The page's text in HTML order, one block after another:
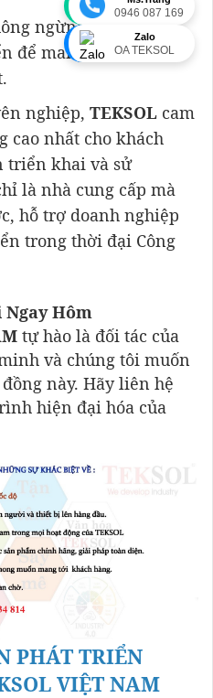
0946 087 169
Zalo
OA TEKSOL
ngừng đầu tư vào
để mang đến những
nghiệp, TEKSOL cam
cao nhất cho khách
triển khai và sử
là nhà cung cấp mà
hỗ trợ doanh nghiệp
trong thời đại Công
Ngay Hôm
tự hào là đối tác của
và chúng tôi muốn
này. Hãy liên hệ
hiện đại hóa của
PHÁT TRIỂN
VIỆT NAM